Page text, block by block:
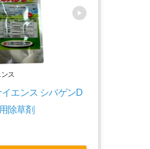
ス
エンス シバゲンD
除草剤